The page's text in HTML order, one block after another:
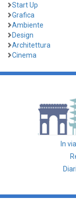
Start Up
Grafica
Ambiente
Design
Architettura
Cinema
In